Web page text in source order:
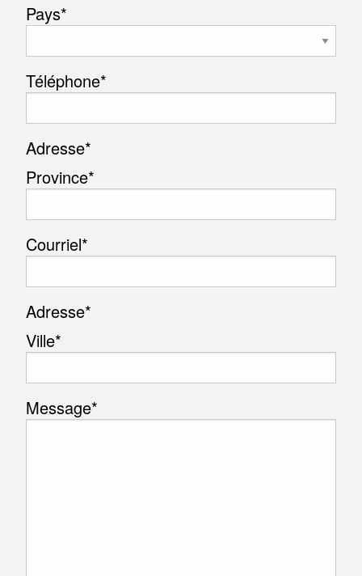
Pays*
Téléphone*
Adresse*
Province*
Courriel*
Adresse*
Ville*
Message*